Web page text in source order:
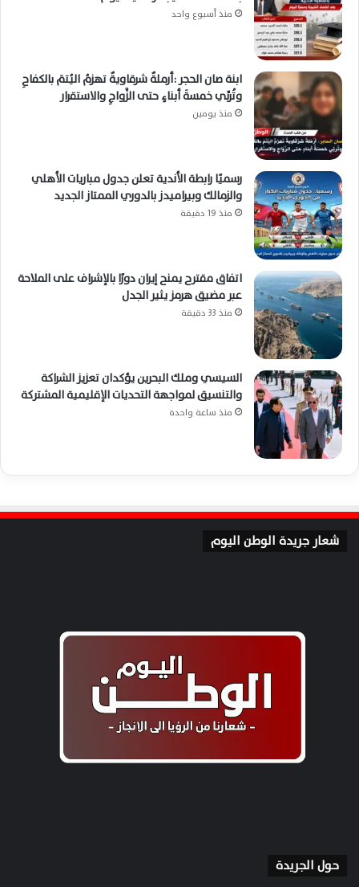
منذ أسبوع واحد
ابنة صان الحجر :أرملةٌ شرقاويةٌ تهزمُ اليُتمَ بالكفاحِ
وتُربِّي خمسةَ أبناءٍ حتى الزَّواجِ والاستقرار
منذ يومين
رسميًا رابطة الأندية تعلن جدول مباريات الأهلي
والزمالك وبيراميدز بالدوري الممتاز الجديد
منذ 19 دقيقة
اتفاق مقترح يمنح إيران دورًا بالإشراف على الملاحة
عبر مضيق هرمز يثير الجدل
منذ 33 دقيقة
السيسي وملك البحرين يؤكدان تعزيز الشراكة
والتنسيق لمواجهة التحديات الإقليمية المشتركة
منذ ساعة واحدة
شعار جريدة الوطن اليوم
حول الجريدة